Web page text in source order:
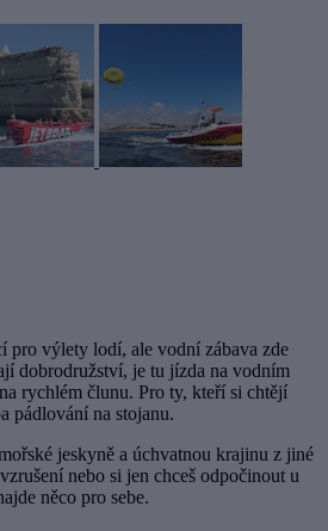
pro výlety lodí, ale vodní zábava zde
dobrodružství, je tu jízda na vodním
rychlém člunu. Pro ty, kteří si chtějí
pádlování na stojanu.
jeskyně a úchvatnou krajinu z jiné
nebo si jen chceš odpočinout u
něco pro sebe.